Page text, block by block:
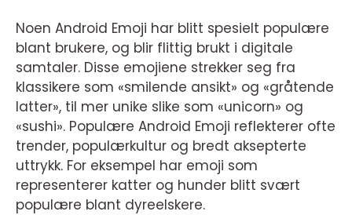
Noen Android Emoji har blitt spesielt populære
blant brukere, og blir flittig brukt i digitale
samtaler. Disse emojiene strekker seg fra
klassikere som «smilende ansikt» og «gråtende
latter», til mer unike slike som «unicorn» og
«sushi». Populære Android Emoji reflekterer ofte
trender, populærkultur og bredt aksepterte
uttrykk. For eksempel har emoji som
representerer katter og hunder blitt svært
populære blant dyreelskere.